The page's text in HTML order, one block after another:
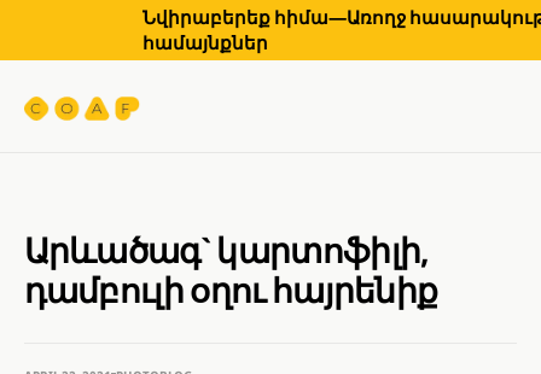
Նվիրաբերեք հիմա—Առողջ
համայնքներ
Արևածագ` կարտոֆիլի,
դամբուլի օղու հայրենիք